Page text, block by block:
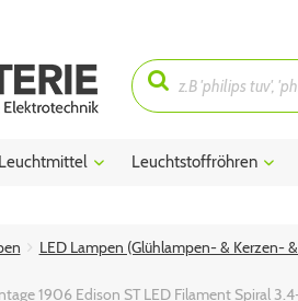
Leuchtmittel Leuchtstoffröhren
LED Lampen (Glühlampen- & Kerzen-
1906 Edison ST LED Filament Spiral